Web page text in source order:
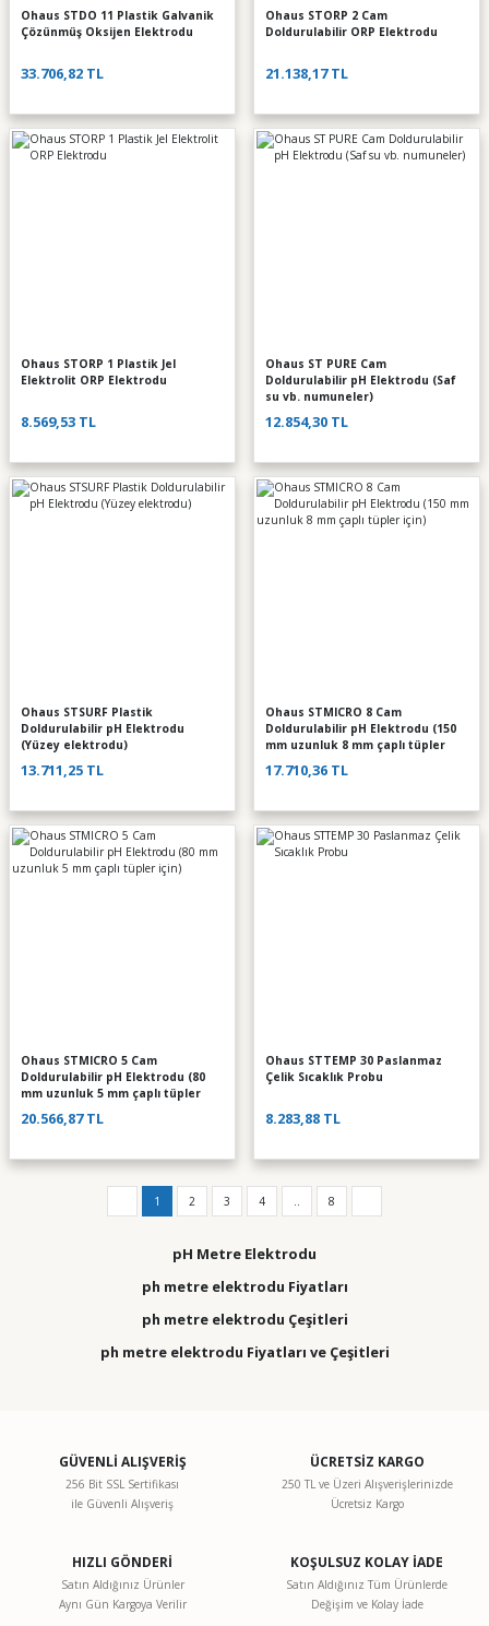
Ohaus STDO 11 Plastik Galvanik
Çözünmüş Oksijen Elektrodu
33.706,82 TL
Ohaus STORP 2 Cam
Doldurulabilir ORP Elektrodu
21.138,17 TL
Ohaus STORP 1 Plastik Jel
Elektrolit ORP Elektrodu
8.569,53 TL
Ohaus ST PURE Cam
Doldurulabilir pH Elektrodu (Saf
su vb. numuneler)
12.854,30 TL
Ohaus STSURF Plastik
Doldurulabilir pH Elektrodu
(Yüzey elektrodu)
13.711,25 TL
Ohaus STMICRO 8 Cam
Doldurulabilir pH Elektrodu (150
mm uzunluk 8 mm çaplı tüpler
17.710,36 TL
Ohaus STMICRO 5 Cam
Doldurulabilir pH Elektrodu (80
mm uzunluk 5 mm çaplı tüpler
20.566,87 TL
Ohaus STTEMP 30 Paslanmaz
Çelik Sıcaklık Probu
8.283,88 TL
1 2 3 4 8
pH Metre Elektrodu
ph metre elektrodu Fiyatları
ph metre elektrodu Çeşitleri
ph metre elektrodu Fiyatları ve Çeşitleri
GÜVENLİ ALIŞVERİŞ
256 Bit SSL Sertifikası
ile Güvenli Alışveriş
ÜCRETSİZ KARGO
250 TL ve Üzeri Alışverişlerinizde
Ücretsiz Kargo
HIZLI GÖNDERİ
Satın Aldığınız Ürünler
Aynı Gün Kargoya Verilir
KOŞULSUZ KOLAY İADE
Satın Aldığınız Tüm Ürünlerde
Değişim ve Kolay İade